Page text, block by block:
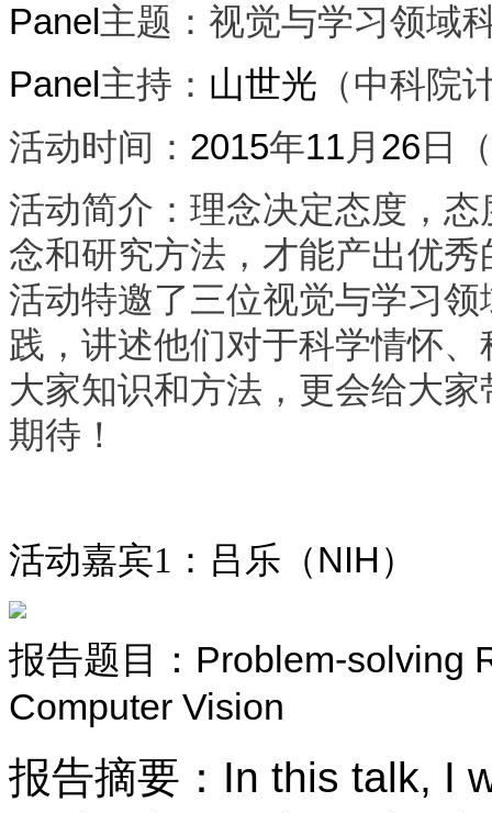
Panel 主题 ：视觉与学习领域
Panel 主持 ： 山世光 （中科院
活动时间 ： 2015年11月 26 日
活动简介 ：理念决定态度，
念和研究方法，才能产出优
活动特邀了三位视觉与学习
践，讲述他们对于科学情怀
大家知识和方法，更会给大
期待！
活动嘉宾1 ：吕乐（NIH）
报告题目 ： Problem-solving
Computer Vision
报告摘要 ： In this talk, I